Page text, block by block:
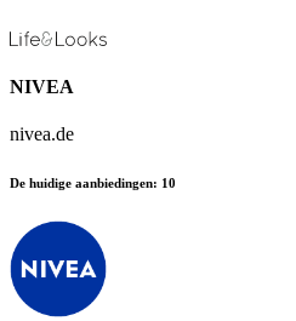
NIVEA
nivea.de
De huidige aanbiedingen: 10